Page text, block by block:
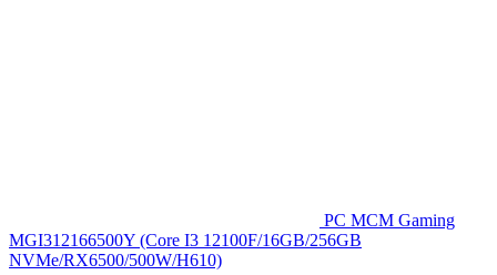
PC MCM Gaming
MGI312166500Y (Core I3 12100F/16GB/256GB
NVMe/RX6500/500W/H610)